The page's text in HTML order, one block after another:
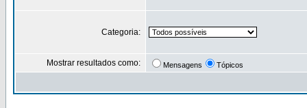
Categoria:
Mostrar resultados como: Mensagens Tópicos